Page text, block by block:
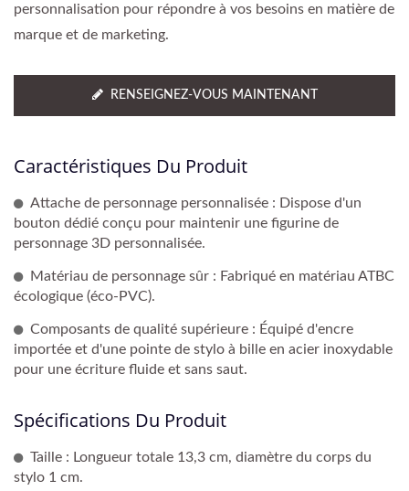
personnalisation pour répondre à vos besoins en matière de
marque et de marketing.
RENSEIGNEZ-VOUS MAINTENANT
Caractéristiques Du Produit
Attache de personnage personnalisée : Dispose d'un
bouton dédié conçu pour maintenir une figurine de
personnage 3D personnalisée.
Matériau de personnage sûr : Fabriqué en matériau ATBC
écologique (éco-PVC).
Composants de qualité supérieure : Équipé d'encre
importée et d'une pointe de stylo à bille en acier inoxydable
pour une écriture fluide et sans saut.
Spécifications Du Produit
Taille : Longueur totale 13,3 cm, diamètre du corps du
stylo 1 cm.